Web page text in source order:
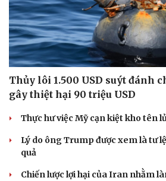
Thủy lôi 1.500 USD suýt đánh
gây thiệt hại 90 triệu USD
Thực hư việc Mỹ cạn kiệt kho tên
Lý do ông Trump được xem là tư
quả
Chiến lược lợi hại của Iran nhằm